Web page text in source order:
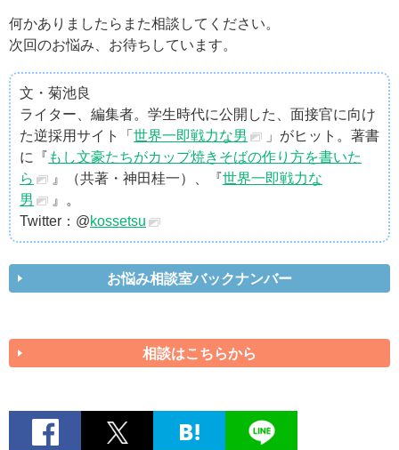
何かありましたらまた相談してください。
次回のお悩み、お待ちしています。
文・菊池良
ライター、編集者。学生時代に公開した、面接官に向け
た逆採用サイト「 世界一即戦力な男
」がヒット。著書
に『 もし文豪たちがカップ焼きそばの作り方を書いた
ら
』（共著・神田桂一）、『世界一即戦力な
男
』。
Twitter：@kossetsu
お悩み相談室バックナンバー
相談はこちらから